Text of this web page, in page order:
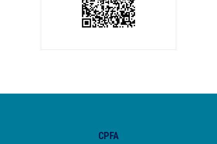
CPFA